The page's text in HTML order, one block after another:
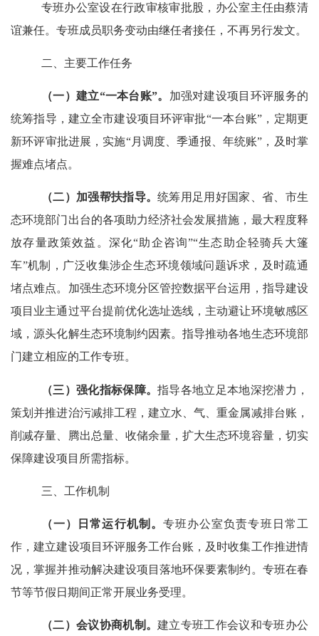
专班办公室设在行政审核审批股，办公室主任由蔡清
谊兼任。专班成员职务变动由继任者接任，不再另行发文。
二、主要工作任务
（一）建立“一本台账”。 加强对建设项目环评服务的
统筹指导，建立全市建设项目 环评审批“一本台账” ，定期更
新环评审批进展，实施“月调度、季通报、年统账” ，及时掌
握难点堵点。
（二）加强帮扶指导。统筹用足用好国家、省、市生
态环境部门出台的各项助力经济社会发展措施，最大程度释
放存量政策效益。 深化“助企咨询”“生态助企轻骑兵大篷
车”机制
，广泛收集涉企生态环境领域问题诉求，及时疏通
堵点难点。加强生态环境分区管控数据平台运用，指导建设
项目业主通过平台提前优化选址选线，主动避让环境敏感区
域，源头化解生态环境制约因素。指导推动各地生态环境部
门建立相应的工作专班。
（三）强化指标保障。指导各地立足本地深挖潜力，
策划并推进治污减排工程，建立水、气、重金属减排台账，
削减存量、腾出总量、收储余量，扩大生态环境容量，切实
保障建设项目所需指标。
三、工作机制
（一）日常运行机制。 专班办公室负责专班日常工
作，建立建设项目环评服务工作台账，及时收集工作推进情
况，掌握并推动解决建设项目落地环保要素制约。专班在春
节等节假日期间正常开展业务受理。
（二）会议协商机制。建立专班工作会议和专班办公